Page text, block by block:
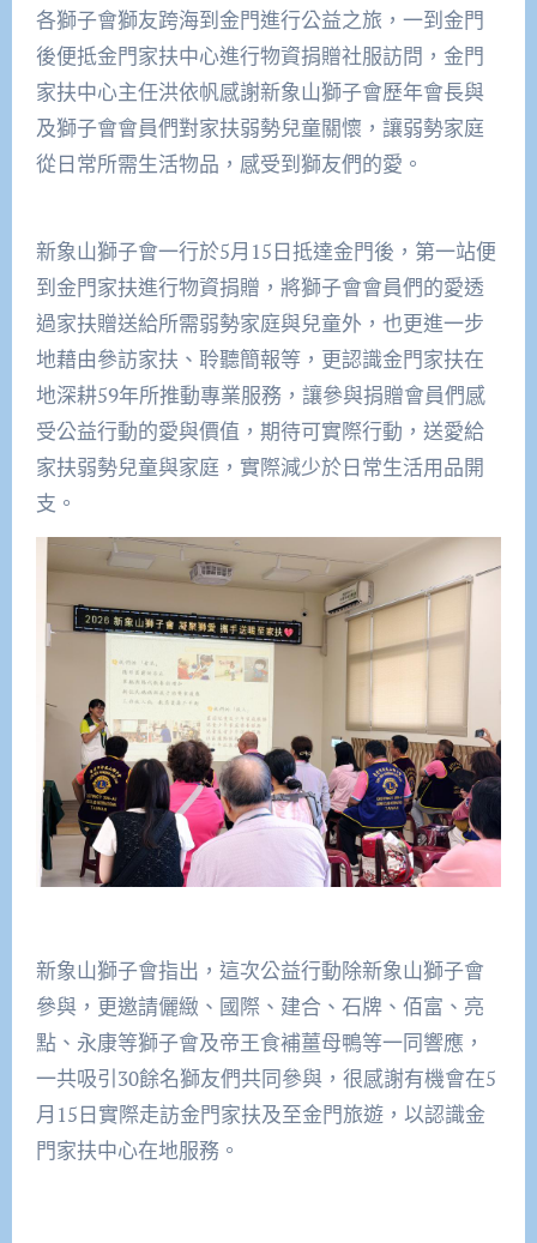
各獅子會獅友跨海到金門進行公益之旅，一到金門
後便抵金門家扶中心進行物資捐贈社服訪問，金門
家扶中心主任洪依帆感謝新象山獅子會歷年會長與
及獅子會會員們對家扶弱勢兒童關懷，讓弱勢家庭
從日常所需生活物品，感受到獅友們的愛。
新象山獅子會一行於5月15日抵達金門後，第一站便
到金門家扶進行物資捐贈，將獅子會會員們的愛透
過家扶贈送給所需弱勢家庭與兒童外，也更進一步
地藉由參訪家扶、聆聽簡報等，更認識金門家扶在
地深耕59年所推動專業服務，讓參與捐贈會員們感
受公益行動的愛與價值，期待可實際行動，送愛給
家扶弱勢兒童與家庭，實際減少於日常生活用品開
支。
新象山獅子會指出，這次公益行動除新象山獅子會
參與，更邀請儷緻、國際、建合、石牌、佰富、亮
點、永康等獅子會及帝王食補薑母鴨等一同響應，
一共吸引30餘名獅友們共同參與，很感謝有機會在5
月15日實際走訪金門家扶及至金門旅遊，以認識金
門家扶中心在地服務。